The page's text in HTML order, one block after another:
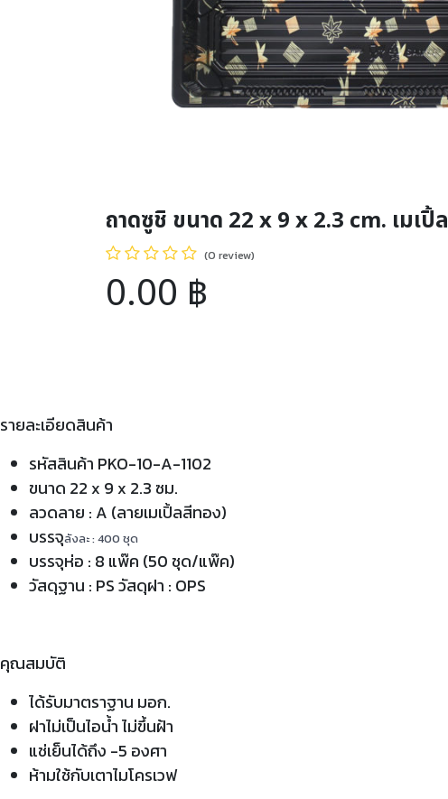
ถาดซูชิ ขนาด 22 x 9 x 2.3 cm. เมเปิ้ล
(0 review)
0.00 ฿
รายละเอียดสินค้า
รหัสสินค้า PKO-10-A-1102
ขนาด 22 x 9 x 2.3 ซม.
ลวดลาย : A (ลายเมเปิ้ลสีทอง)
บรรจุลังละ : 400 ชุด
บรรจุห่อ : 8 แพ๊ค (50 ชุด/แพ๊ค)
วัสดุฐาน : PS วัสดุฝา : OPS
คุณสมบัติ
ได้รับมาตราฐาน มอก.
ฝาไม่เป็นไอน้ำ ไม่ขึ้นฝ้า
แช่เย็นได้ถึง -5 องศา
ห้ามใช้กับเตาไมโครเวฟ